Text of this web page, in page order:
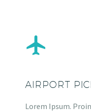


AIRPORT
Lorem Ipsum.